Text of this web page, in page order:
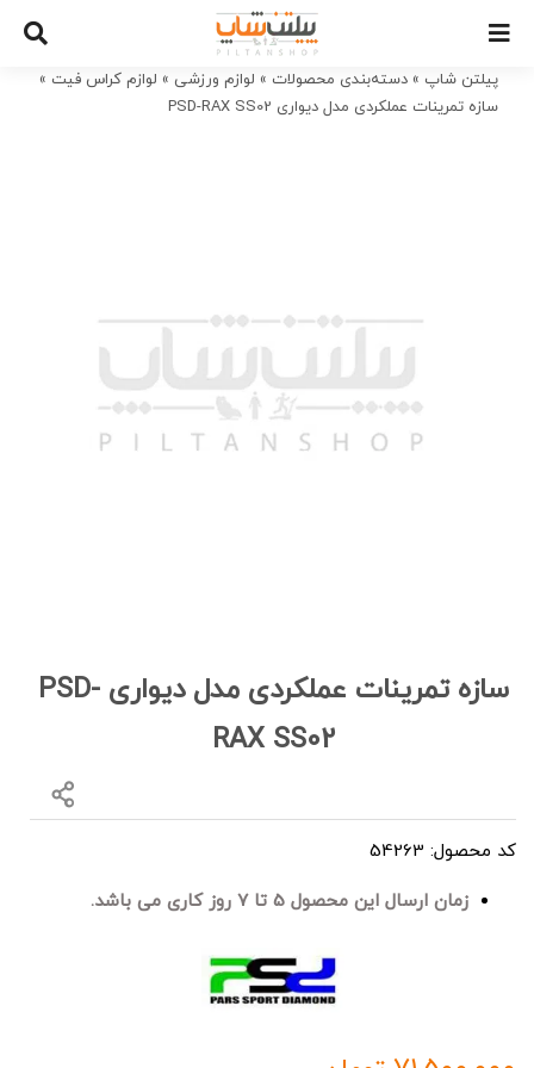
contentپیلتن شاپ » دسته‌بندی محصولات » لوازم ورزشی » لوازم کراس فیت »
سازه تمرینات عملکردی مدل دیواری PSD-RAX SS02
سازه تمرینات عملکردی مدل دیواری PSD-
RAX SS02
کد محصول: 54263
زمان ارسال این محصول 5 تا 7 روز کاری می باشد.